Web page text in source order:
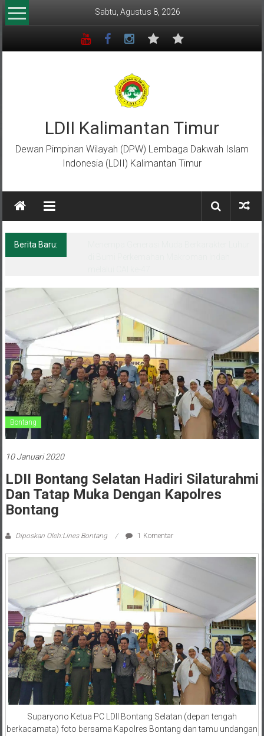
Lompat
ke
Sabtu, Agustus 8, 2026
LDII Kalimantan Timur
Dewan Pimpinan Wilayah (DPW) Lembaga Dakwah Islam
Indonesia (LDII) Kalimantan Timur
Berita Baru:
Bontang
10 Januari 2020
LDII Bontang Selatan Hadiri Silaturahmi
Dan Tatap Muka Dengan Kapolres
Bontang
Diposkan Oleh:Lines Bontang 1 Komentar
Suparyono Ketua PC LDII Bontang Selatan (depan tengah
berkacamata) foto bersama Kapolres Bontang dan tamu undangan